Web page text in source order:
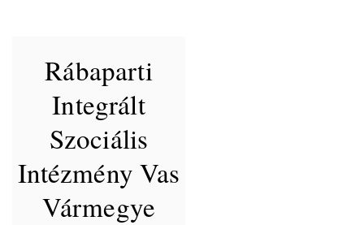
Rábaparti
Integrált
Szociális
Intézmény Vas
Vármegye